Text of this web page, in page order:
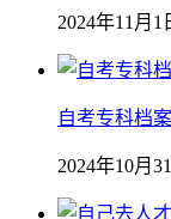
2024年11月1
自考专科档
2024年10月